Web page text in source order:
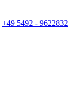
+49 5492 - 9622832